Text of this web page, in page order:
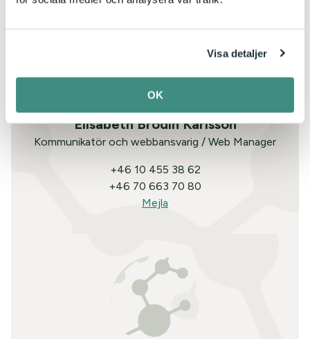
Visa detaljer
OK
Elisabeth Brodin Karlsson
Kommunikatör och webbansvarig / Web Manager
+46 10 455 38 62
+46 70 663 70 80
Mejla